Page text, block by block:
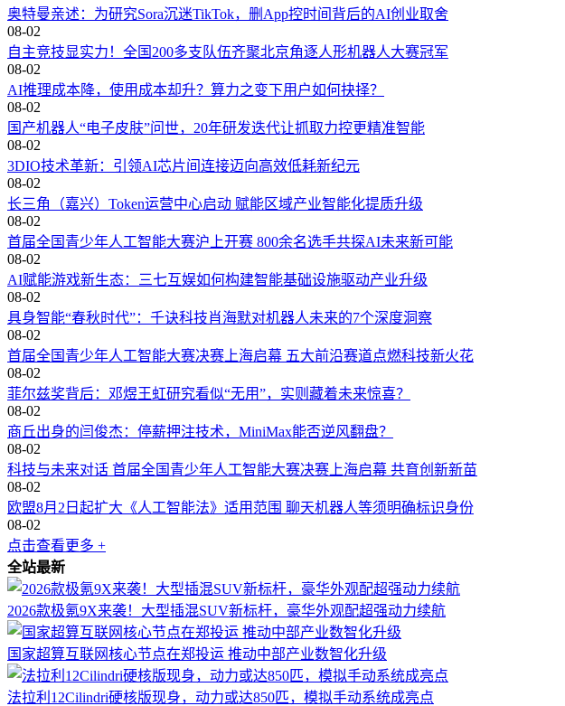
奥特曼亲述：为研究Sora沉迷TikTok，删App控时间背后的AI创业取舍
08-02
自主竞技显实力！全国200多支队伍齐聚北京角逐人形机器人大赛冠军
08-02
AI推理成本降，使用成本却升？算力之变下用户如何抉择？
08-02
国产机器人“电子皮肤”问世，20年研发迭代让抓取力控更精准智能
08-02
3DIO技术革新：引领AI芯片间连接迈向高效低耗新纪元
08-02
长三角（嘉兴）Token运营中心启动 赋能区域产业智能化提质升级
08-02
首届全国青少年人工智能大赛沪上开赛 800余名选手共探AI未来新可能
08-02
AI赋能游戏新生态：三七互娱如何构建智能基础设施驱动产业升级
08-02
具身智能“春秋时代”：千诀科技肖海默对机器人未来的7个深度洞察
08-02
首届全国青少年人工智能大赛决赛上海启幕 五大前沿赛道点燃科技新火花
08-02
菲尔兹奖背后：邓煜王虹研究看似“无用”，实则藏着未来惊喜？
08-02
商丘出身的闫俊杰：停薪押注技术，MiniMax能否逆风翻盘？
08-02
科技与未来对话 首届全国青少年人工智能大赛决赛上海启幕 共育创新新苗
08-02
欧盟8月2日起扩大《人工智能法》适用范围 聊天机器人等须明确标识身份
08-02
点击查看更多 +
全站最新
2026款极氪9X来袭！大型插混SUV新标杆，豪华外观配超强动力续航
国家超算互联网核心节点在郑投运 推动中部产业数智化升级
法拉利12Cilindri硬核版现身，动力或达850匹，模拟手动系统成亮点